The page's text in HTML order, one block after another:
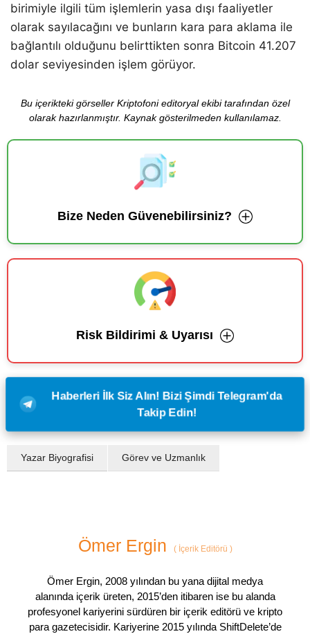
birimiyle ilgili tüm işlemlerin yasa dışı faaliyetler
olarak sayılacağını ve bunların kara para aklama ile
bağlantılı olduğunu belirttikten sonra Bitcoin 41.207
dolar seviyesinden işlem görüyor.
Bu içerikteki görseller Kriptofoni editoryal ekibi tarafından özel
olarak hazırlanmıştır. Kaynak gösterilmeden kullanılamaz.
Bize Neden Güvenebilirsiniz?
Risk Bildirimi & Uyarısı
Haberleri İlk Siz Alın! Bizi Şimdi Telegram'da
Takip Edin!
Yazar Biyografisi Görev ve Uzmanlık
Ömer Ergin (İçerik Editörü )
Ömer Ergin, 2008 yılından bu yana dijital medya
alanında içerik üreten, 2015’den itibaren ise bu alanda
profesyonel kariyerini sürdüren bir içerik editörü ve kripto
para gazetecisidir. Kariyerine 2015 yılında ShiftDelete’de